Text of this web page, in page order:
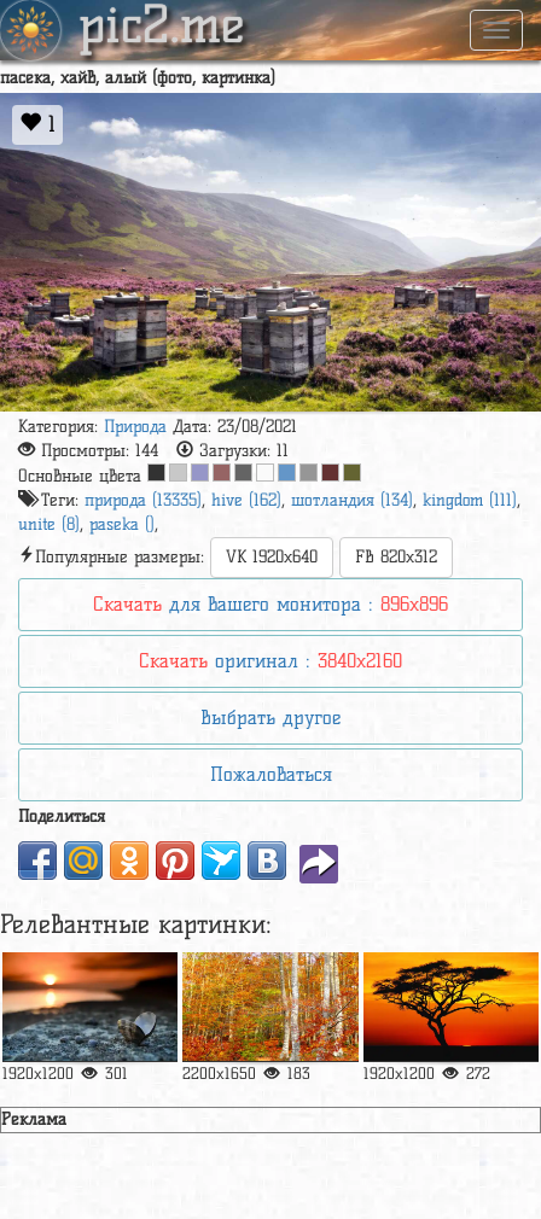
pic2.me
пасека, хайв, алый (фото, картинка)
1
Категория: Природа Дата: 23/08/2021
Просмотры: 144 Загрузки: 11
Основные цвета
Теги: природа (13335), hive (162), шотландия (134), kingdom (111),
unite (8), paseka (),
Популярные размеры:
VK 1920x640 FB 820x312
Скачать для вашего монитора : 896x896
Скачать оригинал : 3840x2160
Выбрать другое
Пожаловаться
Поделиться
Релевантные картинки:
1920x1200 301 2200x1650 183 1920x1200 272
Реклама